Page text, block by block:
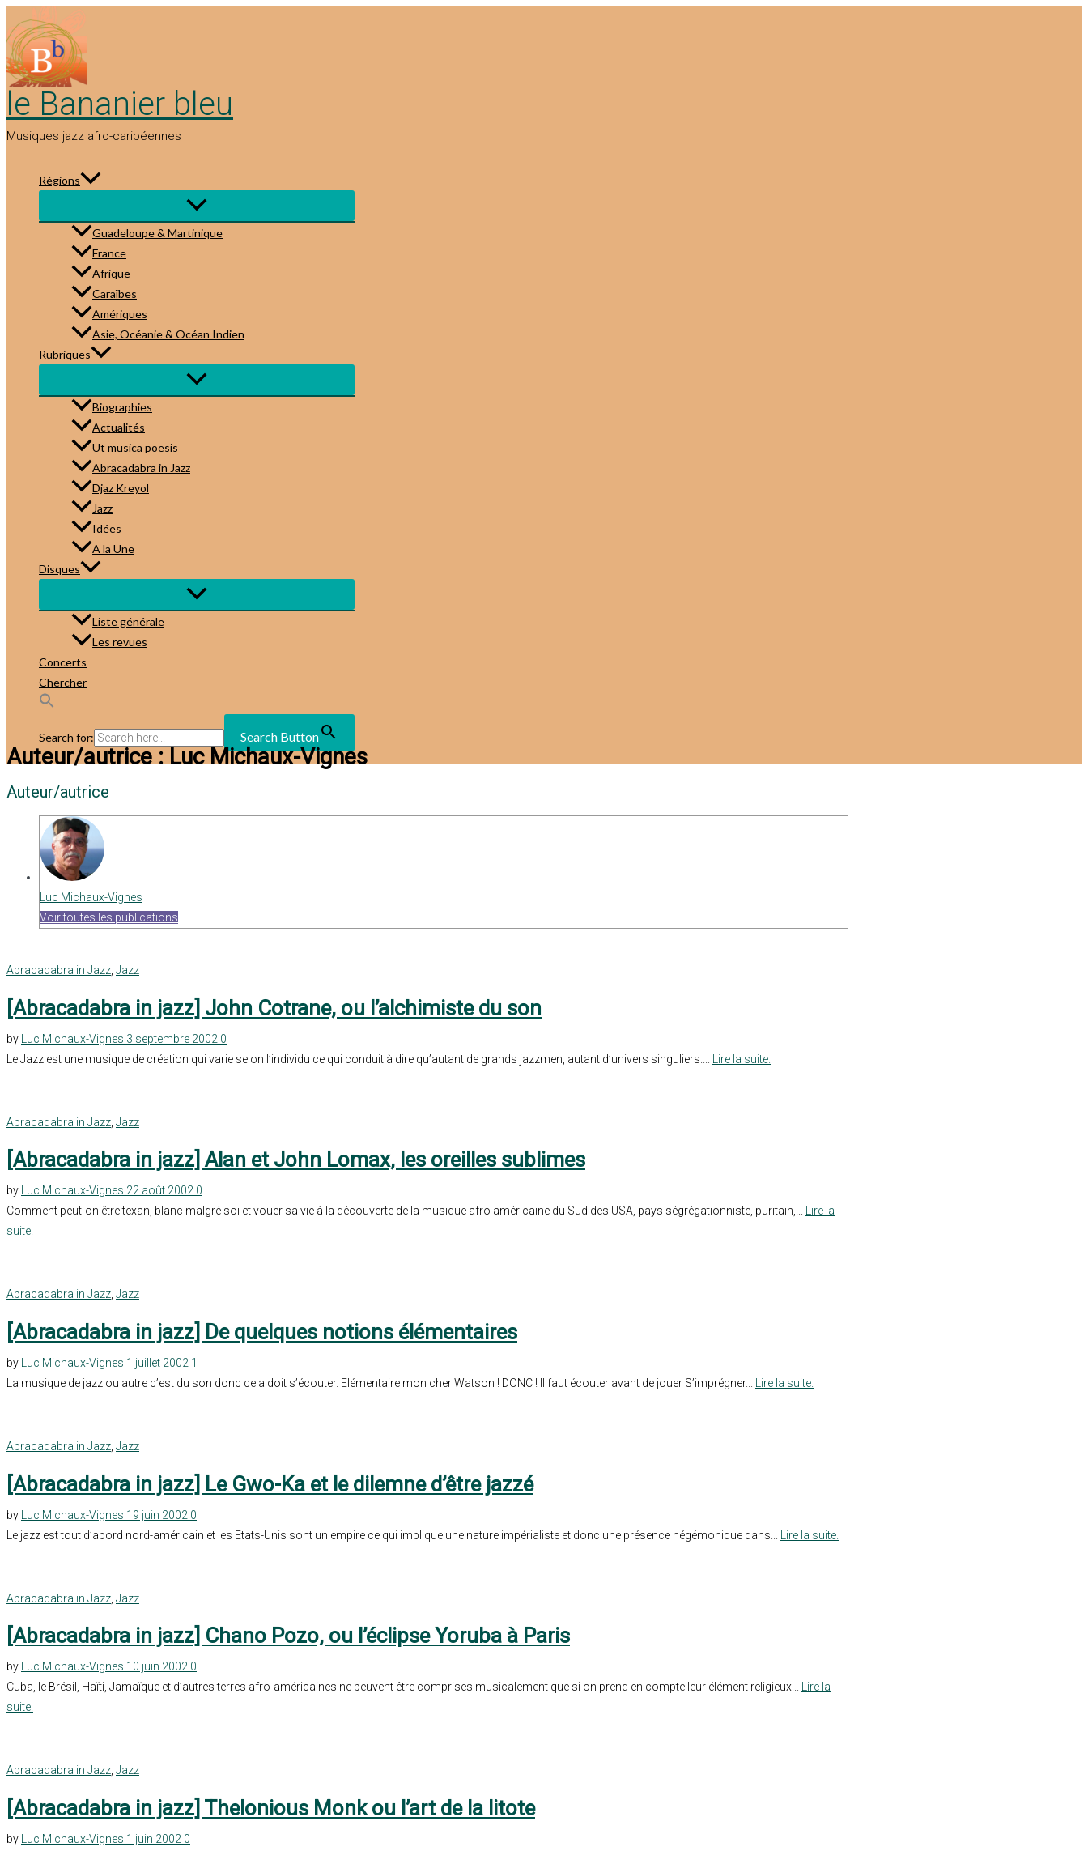
au
contenu
le Bananier bleu
Musiques jazz afro-caribéennes
Régions
Guadeloupe & Martinique
France
Afrique
Caraïbes
Amériques
Asie, Océanie & Océan Indien
Rubriques
Biographies
Actualités
Ut musica poesis
Abracadabra in Jazz
Djaz Kreyol
Jazz
Idées
A la Une
Disques
Liste générale
Les revues
Concerts
Chercher
Search for: Search Button
Auteur/autrice :Luc Michaux-Vignes
Auteur/autrice
Luc Michaux-Vignes
Voir toutes les publications
Abracadabra in Jazz Jazz
[Abracadabra in jazz] John Cotrane, ou l’alchimiste du son
by Luc Michaux-Vignes 3 septembre 2002 0
Le Jazz est une musique de création qui varie selon l’individu ce qui conduit à dire qu’autant de grands jazzmen, autant d’univers singuliers....
Lire la suite.
Abracadabra in Jazz Jazz
[Abracadabra in jazz] Alan et John Lomax, les oreilles sublimes
by Luc Michaux-Vignes 22 août 2002 0
Comment peut-on être texan, blanc malgré soi et vouer sa vie à la découverte de la musique afro américaine du Sud des USA, pays ségrégationniste, puritain,... Lire la
suite.
Abracadabra in Jazz, Jazz
[Abracadabra in jazz] De quelques notions élémentaires
by Luc Michaux-Vignes 1 juillet 2002 1
La musique de jazz ou autre c’est du son donc cela doit s’écouter. Elémentaire mon cher Watson ! DONC ! Il faut écouter avant de jouer S’imprégner...
Lire la suite.
Abracadabra in Jazz Jazz
[Abracadabra in jazz] Le Gwo-Ka et le dilemne d’être jazzé
by Luc Michaux-Vignes 19 juin 2002 0
Le jazz est tout d’abord nord-américain et les Etats-Unis sont un empire ce qui implique une nature impérialiste et donc une présence hégémonique dans... Lire la suite.
Abracadabra in Jazz Jazz
[Abracadabra in jazz] Chano Pozo, ou l’éclipse Yoruba à Paris
by Luc Michaux-Vignes 10 juin 2002 0
Cuba, le Brésil, Haïti, Jamaïque et d’autres terres afro-américaines ne peuvent être comprises musicalement que si on prend en compte leur élément religieux...
Lire la
suite.
Abracadabra in Jazz Jazz
[Abracadabra in jazz] Thelonious Monk ou l’art de la litote
by Luc Michaux-Vignes 1 juin 2002 0